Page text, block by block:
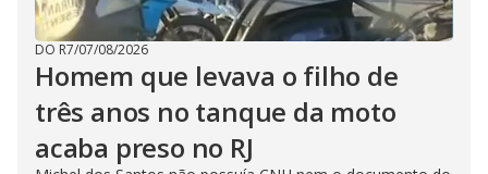
DO R7/07/08/2026
Homem que levava o filho de
três anos no tanque da moto
acaba preso no RJ